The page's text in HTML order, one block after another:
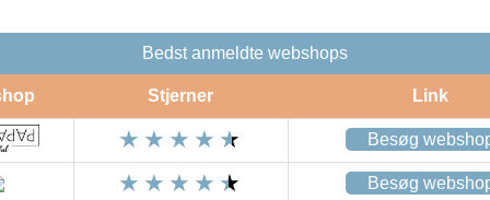
Bedst anmeldte webshops
Stjerner Link
Besøg
Besøg